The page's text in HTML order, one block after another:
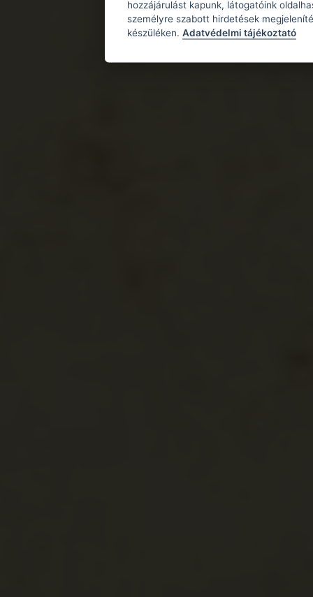
hozzájárulást kapunk, látogatóink
személyre szabott hirdetések
készüléken. Adatvédelmi tájékoztató